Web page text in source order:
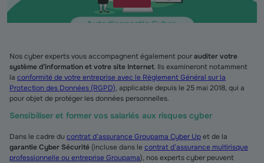
Nos cyber experts vous accompagnent également pourauditer votre
système d’information et votre site Internet. Ils examineront notamment
la conformité de votre entreprise avec le Règlement Général sur la
Protection des Données (RGPD), applicable depuis le 25 mai 2018, qui a
pour objet de protéger les données personnelles.
Sensibiliser et former vos salariés aux risques cyber
Dans le cadre du contrat d’assurance Groupama Cyber Upet de la
garantie Cyber Sécurité (incluse dans lecontrat d’assurance multirisque
professionnelle ou entreprise Groupama), nos experts cyber peuvent